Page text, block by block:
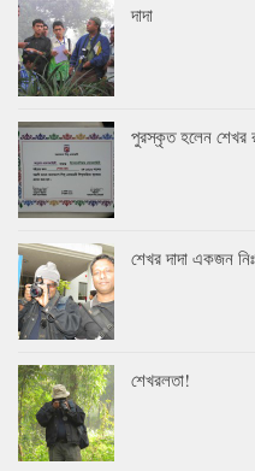
দাদা
পুরস্কৃত হলেন শেখর
শেখর দাদা একজন
শেখরলতা!